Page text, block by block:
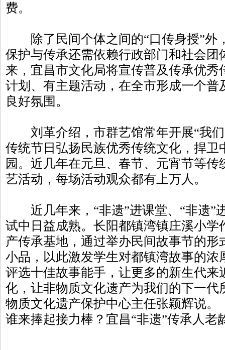
费。
除了民间个体之间的“口传身授”外
保护与传承还需依赖行政部门和社会团
来，宜昌市文化局将宣传普及传承优秀
计划、有主题活动，在全市形成一个普
良好氛围。
刘革介绍，市群艺馆常年开展“我们
传统节日弘扬民族优秀传统文化，捍卫
园。近几年在元旦、春节、元宵节等
艺活动，每场活动观众都有上万人。
近几年来，“非遗”进课堂、“非遗”
试中日益成熟。长阳都镇湾镇庄溪小学
产传承基地，通过举办民间故事节的
小品，以此激发学生对都镇湾故事的浓
评选十佳故事能手，让更多的新生代来
化，让非物质文化遗产为我们的下一代
物质文化遗产保护中心主任张颖辉说。
谁来捧起接力棒？宜昌“非遗”传承人老